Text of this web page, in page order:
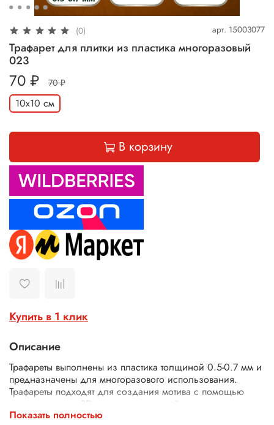
(0) арт. 15003077
Трафарет для плитки из пластика многоразовый
023
70 ₽ 70 ₽
10х10 см
В корзину
Купить в 1 клик
Описание
Трафареты выполнены из пластика толщиной 0.5-0.7 мм и
предназначены для многоразового использования.
Трафареты подходят для создания мотива с помощью
текстурных паст, 3D геля, декоративной штукатурки,
шпатлевки. Трафареты подходят для декора различных
Показать полностью